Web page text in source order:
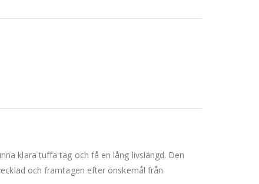
klara tuffa tag och få en lång livslängd. Den
och framtagen efter önskemål från